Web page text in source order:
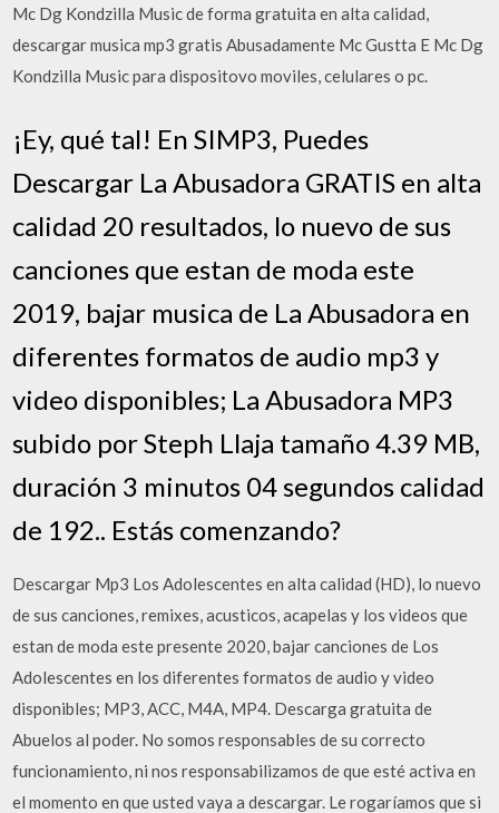
Mc Dg Kondzilla Music de forma gratuita en alta calidad,
descargar musica mp3 gratis Abusadamente Mc Gustta E Mc Dg
Kondzilla Music para dispositovo moviles, celulares o pc.
¡Ey, qué tal! En SIMP3, Puedes
Descargar La Abusadora GRATIS en alta
calidad 20 resultados, lo nuevo de sus
canciones que estan de moda este
2019, bajar musica de La Abusadora en
diferentes formatos de audio mp3 y
video disponibles; La Abusadora MP3
subido por Steph Llaja tamaño 4.39 MB,
duración 3 minutos 04 segundos calidad
de 192.. Estás comenzando?
Descargar Mp3 Los Adolescentes en alta calidad (HD), lo nuevo
de sus canciones, remixes, acusticos, acapelas y los videos que
estan de moda este presente 2020, bajar canciones de Los
Adolescentes en los diferentes formatos de audio y video
disponibles; MP3, ACC, M4A, MP4. Descarga gratuita de
Abuelos al poder. No somos responsables de su correcto
funcionamiento, ni nos responsabilizamos de que esté activa en
el momento en que usted vaya a descargar. Le rogaríamos que si